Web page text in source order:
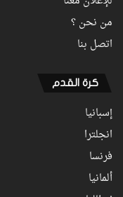
من نحن ؟
اتصل بنا
كرة القدم
إسبانيا
انجلترا
فرنسا
ألمانيا